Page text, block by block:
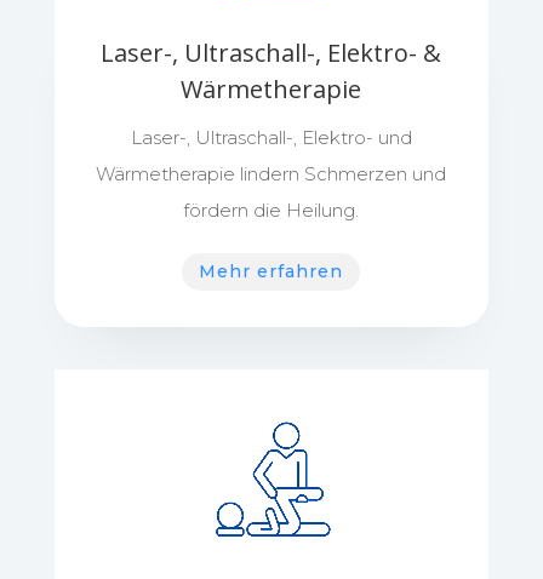
Laser-, Ultraschall-, Elektro- &
Wärmetherapie
Laser-, Ultraschall-, Elektro- und
Wärmetherapie lindern Schmerzen und
fördern die Heilung.
Mehr erfahren